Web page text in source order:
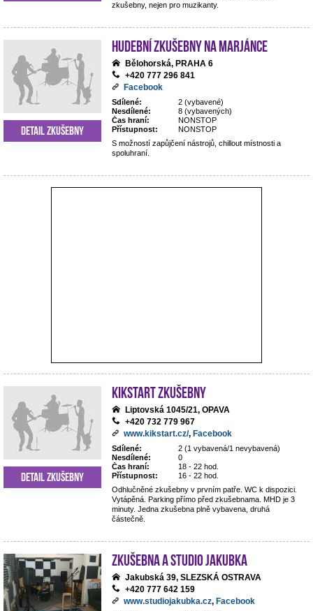
zkušebny, nejen pro muzikanty.
Hudební zkušebny Na Marjánce
Bělohorská, PRAHA 6
+420 777 296 841
Facebook
Sdílené:
2 (vybavené)
Nesdílené:
8 (vybavených)
Čas hraní:
NONSTOP
Přístupnost:
NONSTOP
S možností zapůjčení nástrojů, chillout místnosti a
spoluhraní.
Detail zkušebny
Kikstart zkušebny
Liptovská 1045/21, OPAVA
+420 732 779 967
www.kikstart.cz/, Facebook
Sdílené:
2 (1 vybavená/1 nevybavená)
Nesdílené:
0
Čas hraní:
18 - 22 hod.
Přístupnost:
16 - 22 hod.
Odhlučněné zkušebny v prvním patře. WC k dispozici.
Vytápěná. Parking přímo před zkušebnama. MHD je 3
minuty. Jedna zkušebna plně vybavena, druhá
částečně.
Detail zkušebny
Zkušebna a studio Jakubka
Jakubská 39, SLEZSKÁ OSTRAVA
+420 777 642 159
www.studiojakubka.cz, Facebook